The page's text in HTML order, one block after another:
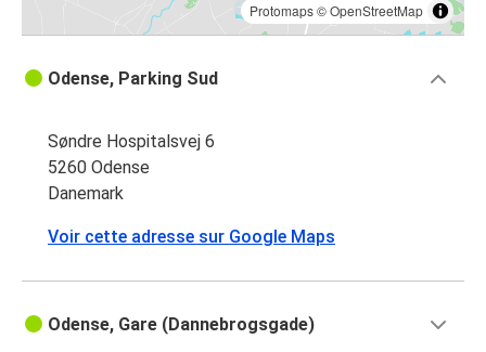
Protomaps©OpenStreetMap
Odense, Parking Sud
Søndre Hospitalsvej 6
5260 Odense
Danemark
Voir cette adresse sur Google Maps
Odense, Gare (Dannebrogsgade)